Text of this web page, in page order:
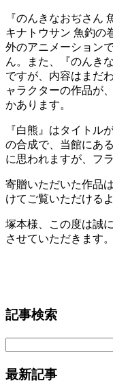
『のんきなおぢさん
キナトウサン 魚釣の
外のアニメーション
ん。また、『のんき
ですが、内容はまだ
ャラクターの作品が
かあります。
『白熊』はタイトル
の合成で、当館にあ
に思われますが、フ
寄贈いただいた作品
けてご覧いただける
塚本様、この度は誠
させていただきます。
記事検索
最新記事